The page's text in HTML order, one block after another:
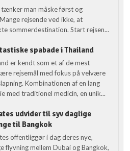
man måske først og
rejsende ved ikke, at
sommerdestination. Start rejsen...
spabade i Thailand
er kendt som et af de mest
rejsemål med fokus på velvære
Kombinationen af en lang
med traditionel medicin, en unik...
udvider til syv daglige
til Bangkok
offentliggør i dag deres nye,
flyvning mellem Dubai og Bangkok,